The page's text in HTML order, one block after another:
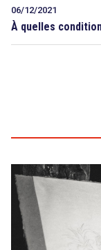
06/12/2021
À quelles